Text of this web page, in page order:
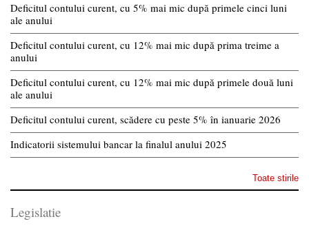
Deficitul contului curent, cu 5% mai mic după primele cinci luni
ale anului
Deficitul contului curent, cu 12% mai mic după prima treime a
anului
Deficitul contului curent, cu 12% mai mic după primele două luni
ale anului
Deficitul contului curent, scădere cu peste 5% în ianuarie 2026
Indicatorii sistemului bancar la finalul anului 2025
Toate stirile
Legislatie